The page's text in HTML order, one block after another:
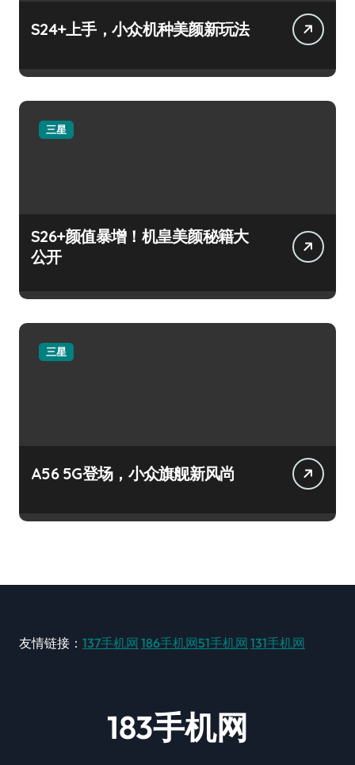
S24+上手，小众机种美颜新玩法
三星
S26+颜值暴增！机皇美颜秘籍大
公开
三星
A56 5G登场，小众旗舰新风尚
友情链接： 137手机网 186手机网51手机网 131手机网
183手机网